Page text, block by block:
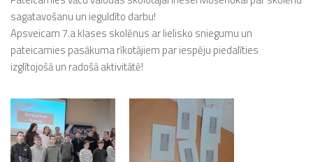
sagatavošanu un ieguldīto darbu!
Apsveicam 7.a klases skolēnus ar lielisko sniegumu un
pateicamies pasākuma rīkotājiem par iespēju piedalīties
izglītojošā un radošā aktivitātē!